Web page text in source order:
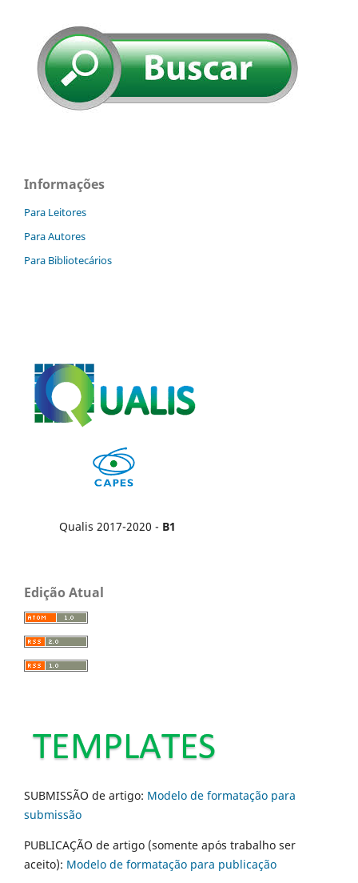
Informações
Para Leitores
Para Autores
Para Bibliotecários
Qualis 2017-2020 - B1
Edição Atual
SUBMISSÃO de artigo: Modelo de formatação para
submissão
PUBLICAÇÃO de artigo (somente após trabalho ser
aceito): Modelo de formatação para publicação